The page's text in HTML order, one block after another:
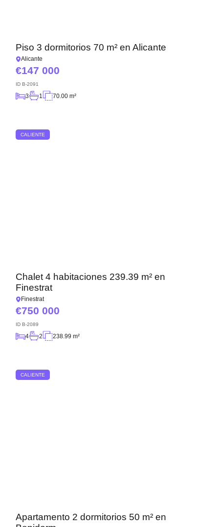
Piso 3 dormitorios 70 m² en Alicante
Alicante
147 000
ID B-2091
3 1 70.00 m²
CALIENTE
Chalet 4 habitaciones 239.39 m² en
Finestrat
Finestrat
750 000
ID B-2089
4 2 238.99 m²
CALIENTE
Apartamento 2 dormitorios 50 m² en